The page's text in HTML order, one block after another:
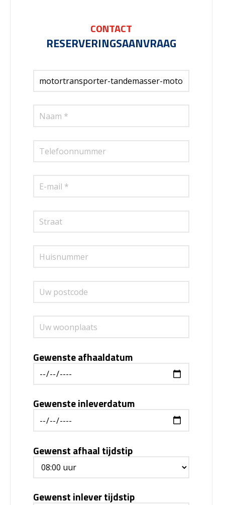
CONTACT
RESERVERINGSAANVRAAG
Gewenste afhaaldatum
Gewenste inleverdatum
Gewenst afhaal tijdstip
Gewenst inlever tijdstip